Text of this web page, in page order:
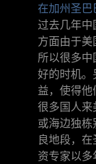
在加州圣巴
过去几年中
方面由于美
所以很多
好的时机。
益，使得他
很多国人来
或海边独
良地段，
资专家以